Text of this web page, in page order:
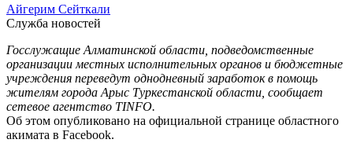
Айгерим Сейткали
Служба новостей
Госслужащие Алматинской области, подведомственные
организации местных исполнительных органов и бюджетные
учреждения переведут однодневный заработок в помощь
жителям города Арыс Туркестанской области, сообщает
сетевое агентство TINFO.
Об этом опубликовано на официальной странице областного
акимата в Facebook.